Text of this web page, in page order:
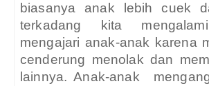
biasanya anak lebih cuek
terkadang kita
mengajari anak-anak karena
cenderung menolak dan
lainnya. Anak-anak